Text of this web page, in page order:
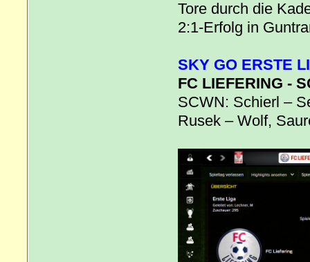
Tore durch die
2:1-Erfolg in
SKY GO ERSTE
FC LIEFERING -
SCWN: Schierl –
Rusek – Wolf,